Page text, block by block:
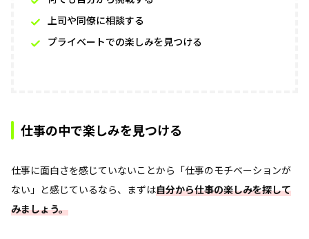
上司や同僚に相談する
プライベートでの楽しみを見つける
仕事の中で楽しみを見つける
仕事に面白さを感じていないことから「仕事のモチベーションが
ない」と感じているなら、まずは自分から仕事の楽しみを探して
みましょう。